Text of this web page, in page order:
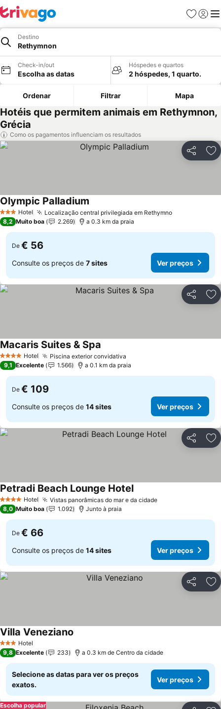
Favoritos
Iniciar
Destino
Rethymnon
Check-in/out
Escolha as datas
Hóspedes e quartos
2 hóspedes, 1 quarto.
Ordenar Filtrar Mapa
Hotéis que permitem animais em Rethymnon,
Grécia
Como os pagamentos influenciam os resultados
Partilhar
3 EstrelasHotel Localização central privilegiada em Rethymno
Olympic Palladium
8,2 Muito boa 2.269 a 0.3 km da praia
De € 56
Consulte os preços de 7 sites Ver preços
Partilhar
4 EstrelasHotel Piscina exterior convidativa
Macaris Suites & Spa
9,1 Excelente 1.566 a 0.1 km da praia
De € 109
Consulte os preços de 14 sites Ver preços
Partilhar
4 EstrelasHotel Vistas panorâmicas do mar e da cidade
Petradi Beach Lounge Hotel
8,0 Muito boa 1.092 Junto à praia
De € 66
Consulte os preços de 14 sites Ver preços
Partilhar
3 EstrelasHotel
Villa Veneziano
9,8 Excelente 233 a 0.3 km de Centro da cidade
Selecione as datas para ver os preços
exatos.
Ver preços
Escolha popular